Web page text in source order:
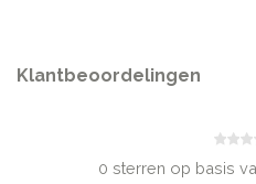
INGREDIËNTEN
Triethanolamine, Salicylic Acid,
EDTA, Citric Acid, Parfum
Klantbeoordelingen
0 sterren op basis